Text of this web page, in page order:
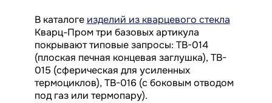
В каталоге изделий из кварцевого стекла
Кварц-Пром три базовых артикула
покрывают типовые запросы: TB-014
(плоская печная концевая заглушка), TB-
015 (сферическая для усиленных
термоциклов), TB-016 (с боковым отводом
под газ или термопару).